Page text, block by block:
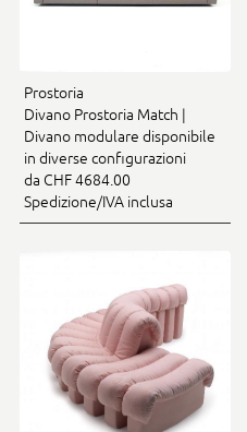
Prostoria
Divano Prostoria Match |
Divano modulare disponibile
in diverse configurazioni
da CHF 4684.00
Spedizione/IVA inclusa